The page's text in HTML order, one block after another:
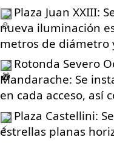
Plaza Juan XXIII:
nueva iluminación
metros de diámetro
Rotonda Severo
Mandarache: Se
en cada acceso, así
Plaza Castellini:
estrellas planas